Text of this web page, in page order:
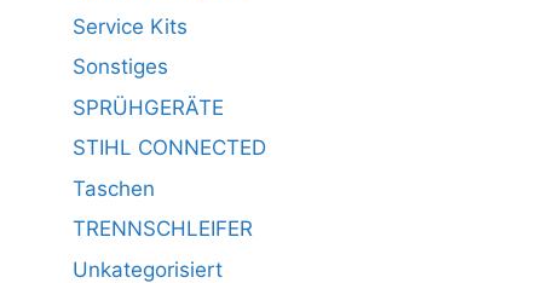
Service Kits
Sonstiges
SPRÜHGERÄTE
STIHL CONNECTED
Taschen
TRENNSCHLEIFER
Unkategorisiert